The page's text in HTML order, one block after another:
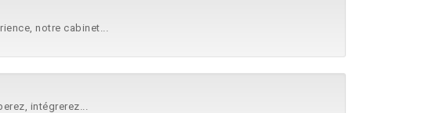
notre cabinet...
intégrerez...